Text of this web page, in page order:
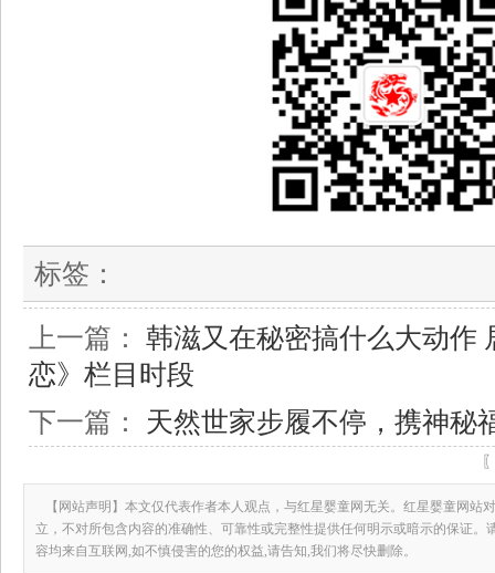
标签：
上一篇： 韩滋又在秘密搞什么大动作
恋》栏目时段
下一篇： 天然世家步履不停，携神秘
【网站声明】本文仅代表作者本人观点，与红星婴童网无关。红星婴童网站
立，不对所包含内容的准确性、可靠性或完整性提供任何明示或暗示的保证。
容均来自互联网,如不慎侵害的您的权益,请告知,我们将尽快删除。